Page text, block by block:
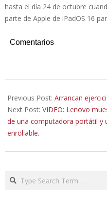
hasta el día 24 de octubre
parte de Apple de iPadOS 16
Comentarios
10-
20
Previous Post: Arrancan
Next Post: VIDEO: Lenovo
de una computadora portátil y
enrollable.
Search